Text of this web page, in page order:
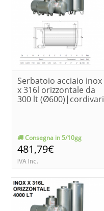
Serbatoio acciaio inox
x 316l orizzontale da
300 lt (Ø600)|cordivari
Consegna in 5/10gg
481,79€
IVA Inc.